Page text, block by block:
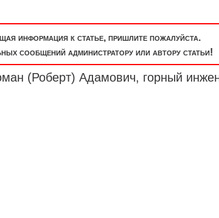
информация к статье, пришлите пожалуйста.
сообщений администратору или автору статьи!
(Роберт) Адамович, горный